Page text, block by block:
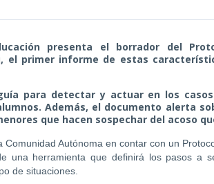
presenta el borrador del
el primer informe de estas
para detectar y actuar en los
Además, el documento alerta
que hacen sospechar del acoso
Comunidad Autónoma en contar con un
una herramienta que definirá los pasos a
de situaciones.